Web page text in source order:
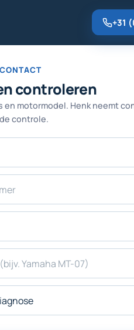
+31
controleren
en motormodel. Henk neemt
controle.